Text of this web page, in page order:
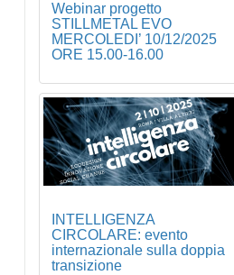
Webinar progetto
STILLMETAL EVO
MERCOLEDI’ 10/12/2025
ORE 15.00-16.00
INTELLIGENZA
CIRCOLARE: evento
internazionale sulla doppia
transizione